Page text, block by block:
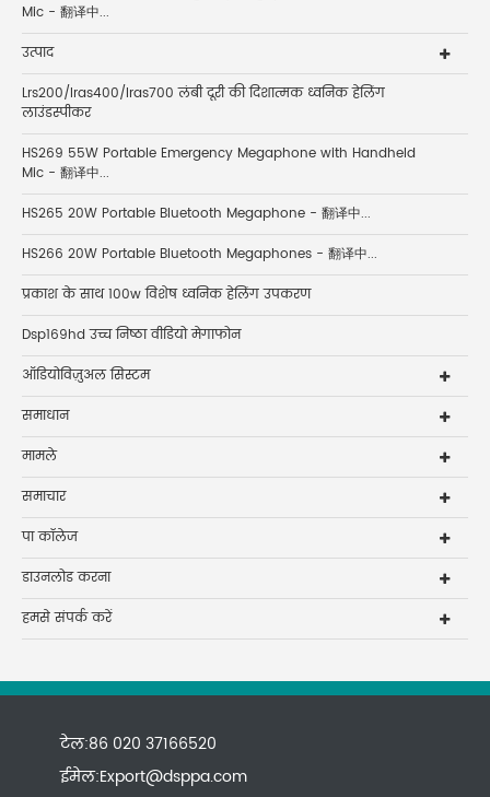
Mic - 翻译中...
उत्पाद
Lrs200/lras400/lras700 लंबी दूरी की दिशात्मक ध्वनिक हेलिंग
लाउंडस्पीकर
HS269 55W Portable Emergency Megaphone with Handheld
Mic - 翻译中...
HS265 20W Portable Bluetooth Megaphone - 翻译中...
HS266 20W Portable Bluetooth Megaphones - 翻译中...
प्रकाश के साथ 100w विशेष ध्वनिक हेलिंग उपकरण
Dsp169hd उच्च निष्ठा वीडियो मेगाफोन
ऑडियोविज़ुअल सिस्टम
समाधान
मामले
समाचार
पा कॉलेज
डाउनलोड करना
हमसे संपर्क करें
टेल:86 020 37166520
ईमेल:Export@dsppa.com